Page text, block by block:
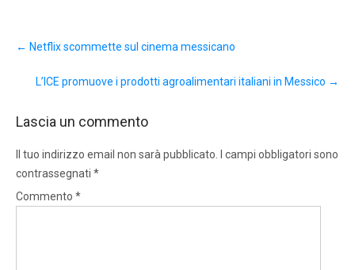
navigation
← Netflix scommette sul cinema messicano
L’ICE promuove i prodotti agroalimentari italiani in Messico →
Lascia un commento
Il tuo indirizzo email non sarà pubblicato.
I campi obbligatori sono
contrassegnati *
Commento *